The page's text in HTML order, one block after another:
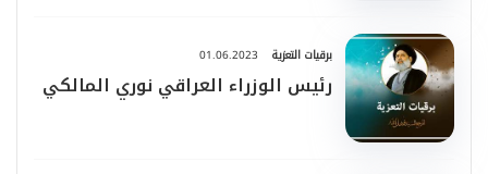
برقيات التعزية 01.06.2023
رئيس الوزراء العراقي نوري المالكي